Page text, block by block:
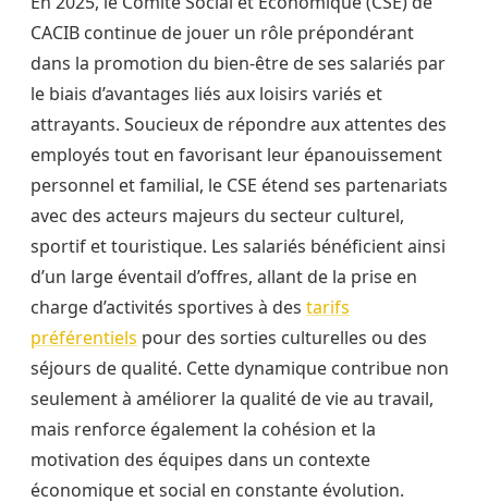
CACIB continue de jouer un rôle prépondérant
dans la promotion du bien-être de ses salariés par
le biais d’avantages liés aux loisirs variés et
attrayants. Soucieux de répondre aux attentes des
employés tout en favorisant leur épanouissement
personnel et familial, le CSE étend ses partenariats
avec des acteurs majeurs du secteur culturel,
sportif et touristique. Les salariés bénéficient ainsi
d’un large éventail d’offres, allant de la prise en
charge d’activités sportives à des tarifs
préférentiels pour des sorties culturelles ou des
séjours de qualité. Cette dynamique contribue non
seulement à améliorer la qualité de vie au travail,
mais renforce également la cohésion et la
motivation des équipes dans un contexte
économique et social en constante évolution.